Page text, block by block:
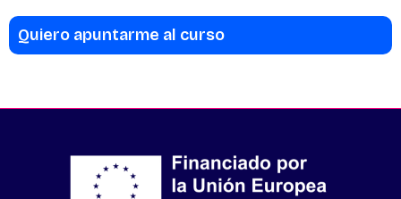
Quiero apuntarme al curso